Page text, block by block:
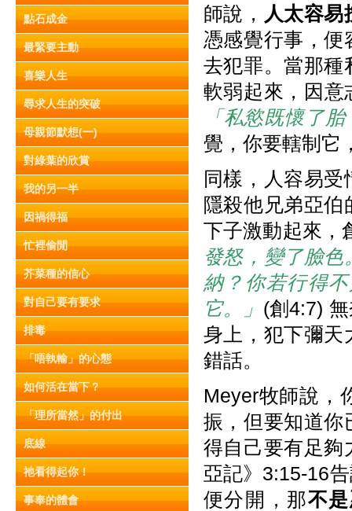
點石成金
最緊要主動
喜樂人生
尋求人生的突破
母親節默想(一)
對綠葉的欣賞
我的另一半
因禍得福
忙裡偷閒
芥菜種的信心
對自己要有要求
排毒
「唔執輸」的心態
如何活在當下？
「理所當然」的付出
底線
祂看得起你！
事奉的體會
師說， 人太容
憑感覺行事，便
去犯罪。當那種
軟弱起來，因意
「私慾既懷了
覺，你要轄制它
同樣，人容易
隱殺他兄弟亞
下子激動起來，
發怒，變了臉色
納？你若行得
它。」 (創4:7)
身上，犯下彌天
錯話。
Meyer牧師說，
振，但要知道你
得自己要有足夠
亞記》3:15-16
便分開，那不